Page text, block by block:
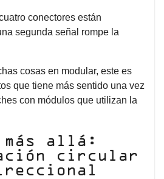
conectores están
segunda señal rompe la
cosas en modular, este es
que tiene más sentido una vez
con módulos que utilizan la
más allá:
circular